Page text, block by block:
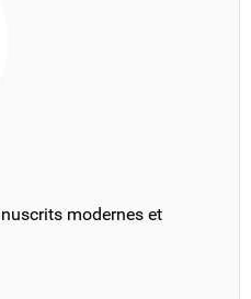
modernes et